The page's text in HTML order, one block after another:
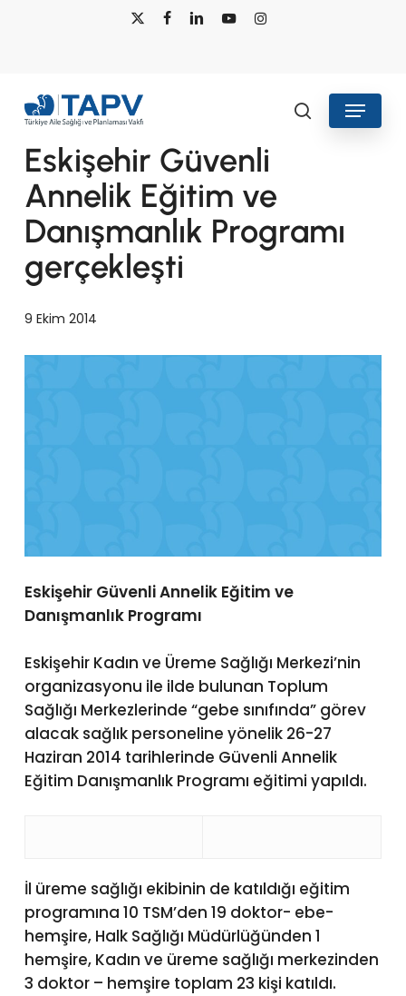
x-
facebooklinkedin youtubeinstagram
search
Menu
Haberler
Eskişehir Güvenli
Annelik Eğitim ve
Danışmanlık Programı
gerçekleşti
9 Ekim 2014
Eskişehir Güvenli Annelik Eğitim ve
Danışmanlık Programı
Eskişehir Kadın ve Üreme Sağlığı Merkezi’nin
organizasyonu ile ilde bulunan Toplum
Sağlığı Merkezlerinde “gebe sınıfında” görev
alacak sağlık personeline yönelik 26-27
Haziran 2014 tarihlerinde Güvenli Annelik
Eğitim Danışmanlık Programı eğitimi yapıldı.
İl üreme sağlığı ekibinin de katıldığı eğitim
programına 10 TSM’den 19 doktor- ebe-
hemşire, Halk Sağlığı Müdürlüğünden 1
hemşire, Kadın ve üreme sağlığı merkezinden
3 doktor – hemşire toplam 23 kişi katıldı.